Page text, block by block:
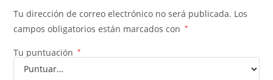
Tu dirección de correo electrónico no será publicada. Los
campos obligatorios están marcados con
*
Tu puntuación *